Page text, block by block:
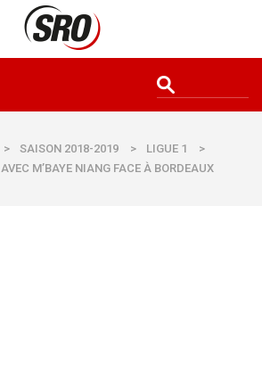
> SAISON 2018-2019 > LIGUE 1
>
AVEC M’BAYE NIANG FACE À BORDEAUX